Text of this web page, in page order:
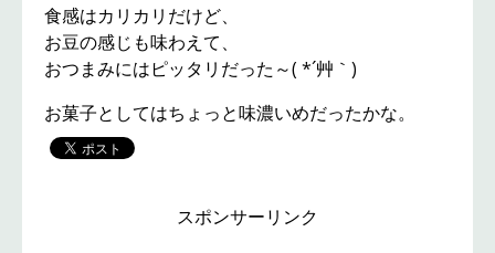
食感はカリカリだけど、
お豆の感じも味わえて、
おつまみにはピッタリだった～( *´艸｀)
お菓子としてはちょっと味濃いめだったかな。
スポンサーリンク